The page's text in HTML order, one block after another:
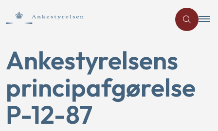
Ankestyrelsens
principafgørelse
P-12-87